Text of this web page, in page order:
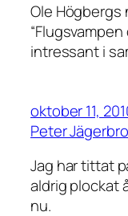
Ole
“Flugsvampen
intressant i
oktober 11,
Peter Jägerbro
Jag har tittat
aldrig plockat
nu.